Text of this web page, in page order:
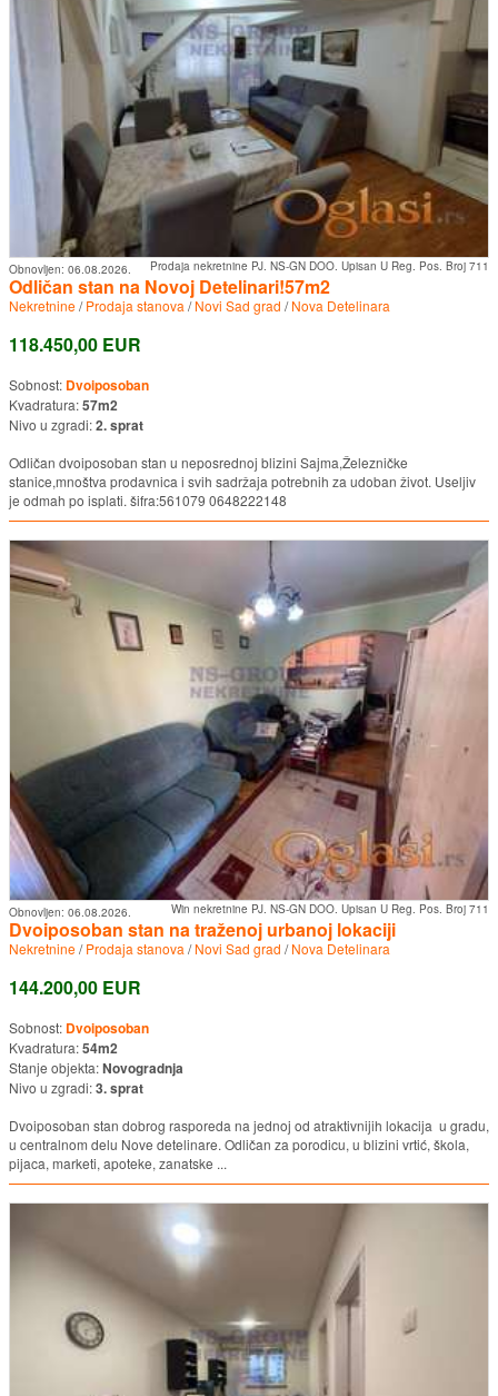
Prodaja nekretnine PJ. NS-GN DOO. Upisan U Reg. Pos. Broj 711
Obnovljen: 06.08.2026.
Odličan stan na Novoj Detelinari!57m2
Nekretnine/Prodaja stanova /Novi Sad grad /Nova Detelinara
118.450,00 EUR
Sobnost: Dvoiposoban
Kvadratura:57m2
Nivo u zgradi:2. sprat
Odličan dvoiposoban stan u neposrednoj blizini Sajma,Železničke
stanice,mnoštva prodavnica i svih sadržaja potrebnih za udoban život. Useljiv
je odmah po isplati. šifra:561079 0648222148
Win nekretnine PJ. NS-GN DOO. Upisan U Reg. Pos. Broj 711
Obnovljen: 06.08.2026.
Dvoiposoban stan na traženoj urbanoj lokaciji
Nekretnine/Prodaja stanova /Novi Sad grad /Nova Detelinara
144.200,00 EUR
Sobnost: Dvoiposoban
Kvadratura:54m2
Stanje objekta:Novogradnja
Nivo u zgradi:3. sprat
Dvoiposoban stan dobrog rasporeda na jednoj od atraktivnijih lokacija u gradu,
u centralnom delu Nove detelinare. Odličan za porodicu, u blizini vrtić, škola,
pijaca, marketi, apoteke, zanatske ...